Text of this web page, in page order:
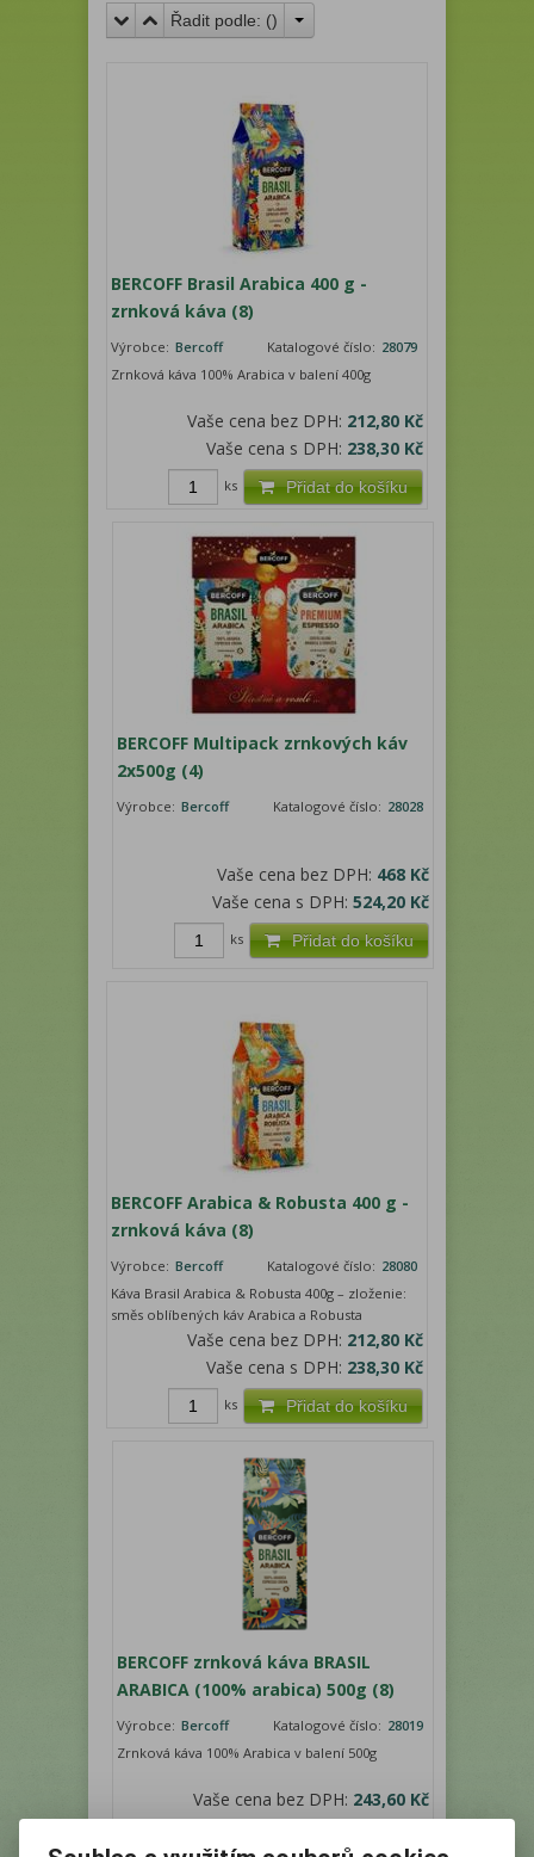
Řadit podle: ()
BERCOFF Brasil Arabica 400 g -
zrnková káva (8)
Výrobce: Bercoff Katalogové číslo: 28079
Zrnková káva 100% Arabica v balení 400g
Vaše cena bez DPH: 212,80 Kč
Vaše cena s DPH: 238,30 Kč
Přidat do košíku
ks
BERCOFF Multipack zrnkových káv
2x500g (4)
Výrobce: Bercoff Katalogové číslo: 28028
Vaše cena bez DPH: 468 Kč
Vaše cena s DPH:524,20 Kč
Přidat do košíku
ks
BERCOFF Arabica & Robusta 400 g -
zrnková káva (8)
Výrobce: Bercoff Katalogové číslo: 28080
Káva Brasil Arabica & Robusta 400g – zloženie:
směs oblíbených káv Arabica a Robusta
Vaše cena bez DPH: 212,80 Kč
Vaše cena s DPH: 238,30 Kč
Přidat do košíku
ks
BERCOFF zrnková káva BRASIL
ARABICA (100% arabica) 500g (8)
Výrobce: Bercoff Katalogové číslo: 28019
Zrnková káva 100% Arabica v balení 500g
Vaše cena bez DPH: 243,60 Kč